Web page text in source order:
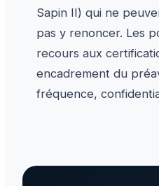
Sapin II) qui ne
pas y renoncer. Les
recours aux
encadrement du
fréquence,